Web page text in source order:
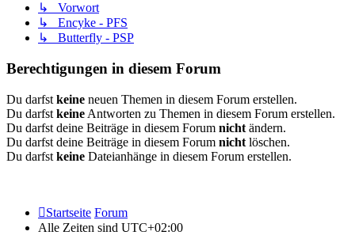
↳ Vorwort
↳ Encyke - PFS
↳ Butterfly - PSP
Berechtigungen in diesem Forum
Du darfst keine neuen Themen in diesem Forum erstellen.
Du darfst keine Antworten zu Themen in diesem Forum erstellen.
Du darfst deine Beiträge in diesem Forum nicht ändern.
Du darfst deine Beiträge in diesem Forum nicht löschen.
Du darfst keine Dateianhänge in diesem Forum erstellen.
Startseite Forum
Alle Zeiten sind UTC+02:00